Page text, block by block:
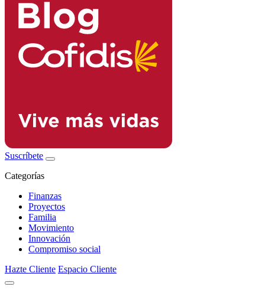
Suscríbete
Categorías
Finanzas
Proyectos
Familia
Movimiento
Innovación
Compromiso social
Hazte Cliente Espacio Cliente